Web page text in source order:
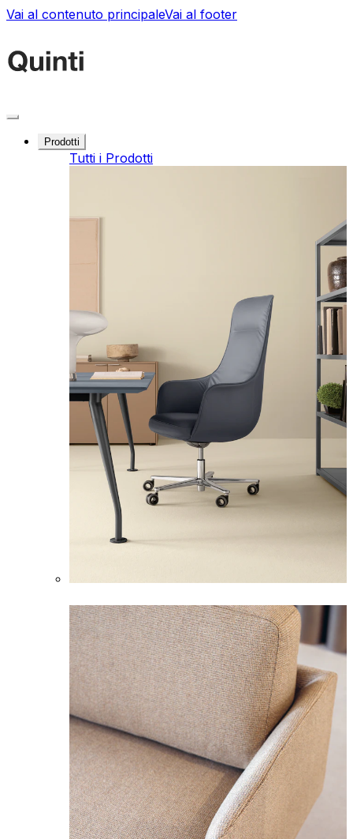
Vai al contenuto principaleVai al footer
Prodotti
Tutti i Prodotti